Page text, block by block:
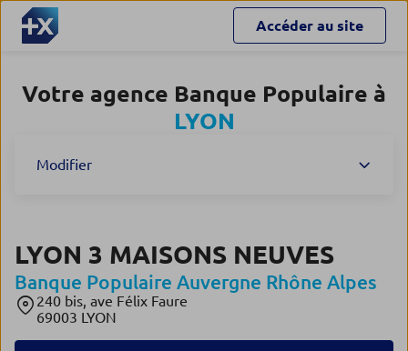
Accéder au site
Votre agence Banque Populaire à
LYON
Modifier
LYON 3 MAISONS NEUVES
Banque Populaire Auvergne Rhône Alpes
240 bis, ave Félix Faure
69003 LYON